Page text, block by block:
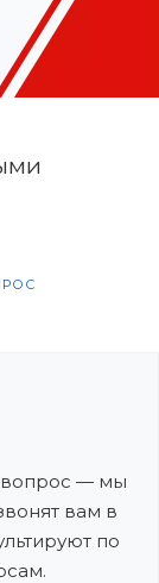
вопрос — мы
вам в
по